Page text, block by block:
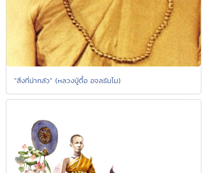
"สิ่งที่น่ากลัว" (หลวงปู่ตื้อ อจลธัมโม)